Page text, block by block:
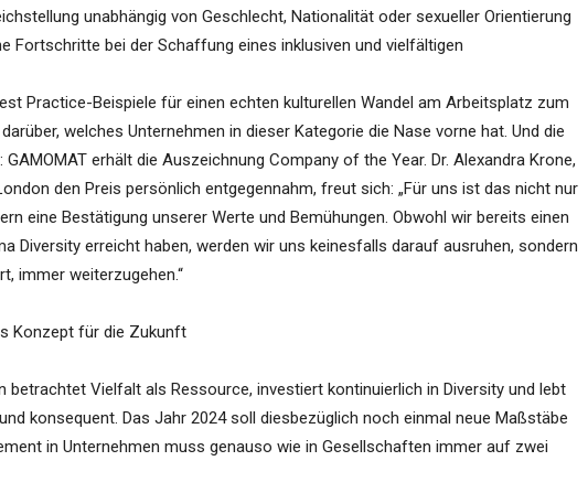
unabhängig von Geschlecht, Nationalität oder sexueller Orientierung
Fortschritte bei der Schaffung eines inklusiven und vielfältigen
Practice-Beispiele für einen echten kulturellen Wandel am Arbeitsplatz zum
welches Unternehmen in dieser Kategorie die Nase vorne hat. Und die
erhält die Auszeichnung Company of the Year. Dr. Alexandra Krone,
den Preis persönlich entgegennahm, freut sich: „Für uns ist das nicht nur
eine Bestätigung unserer Werte und Bemühungen. Obwohl wir bereits einen
Diversity erreicht haben, werden wir uns keinesfalls darauf ausruhen, sondern
immer weiterzugehen.“
Konzept für die Zukunft
betrachtet Vielfalt als Ressource, investiert kontinuierlich in Diversity und lebt
konsequent. Das Jahr 2024 soll diesbezüglich noch einmal neue Maßstäbe
in Unternehmen muss genauso wie in Gesellschaften immer auf zwei